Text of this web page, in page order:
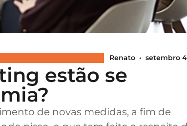
Renato • setembro
estão se
de novas medidas, a fim de